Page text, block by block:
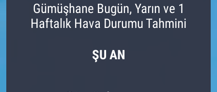
Gümüşhane Bugün, Yarın ve 1
Haftalık Hava Durumu Tahmini
ŞU AN
Yaşam
Süper Lig Puan Durumu ve Fikstür